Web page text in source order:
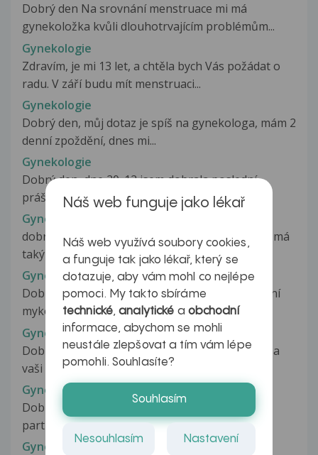
Dobrý den Na srovnání menstruace mi má
gynekoložka kvůli dlouhotrvajícím problémům...
Gynekologie
Zdravím, je mi 13 let, a chtěla bych Vás požádat o
radu. V září budu mít menstruaci...
Gynekologie
Dobrý den, můj dotaz je spíš na gynekologa, mám 2
denní zpoždění, dnes mi...
Gynekologie
Dobrý den, dne 20. 12 jsem dobrala poslední
prášek antikoncepce. Dne 5. 1....
Gynekologie
dobrý den, chtel by sem se vás spítat přítelkina má
taký problém, bola operovaná...
Gynekologie
Dobrý den, už dlouhou dobou mě trápí vaginální
mykozy. Začínají téměř pravidelně...
Gynekologie
Dobrý den, ptala jsme se vás na jeden problem a
vaši odpovědi jsem rozuměla...
Gynekologie
Dobrý den, chci se zeptat co se může stát
partnerovi, když semnou měl pohlavní...
Gynekologie
Náš web funguje jako lékař
Náš web využívá soubory cookies,
a funguje tak jako lékař, který se
dotazuje, aby vám mohl co nejlépe
pomoci. My takto sbíráme
technické,analytické a obchodní
informace, abychom se mohli
neustále zlepšovat a tím vám lépe
pomohli. Souhlasíte?
Souhlasím
Nesouhlasím Nastavení